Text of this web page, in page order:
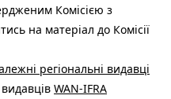
Комісією з
на матеріал до Комісії
регіональні видавці
видавців WAN-IFRA